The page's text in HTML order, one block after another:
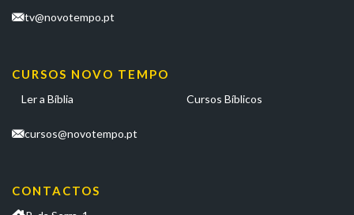
tv@novotempo.pt
CURSOS NOVO TEMPO
Ler a Bíblia Cursos Bíblicos
cursos@novotempo.pt
CONTACTOS